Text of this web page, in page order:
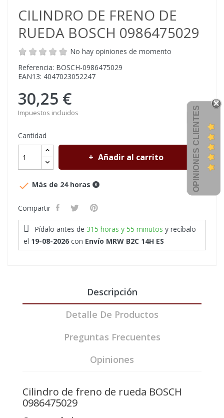
CILINDRO DE FRENO DE
RUEDA BOSCH 0986475029
No hay opiniones de momento
Referencia: BOSCH-0986475029
EAN13: 4047023052247
30,25 €
Impuestos incluidos
Cantidad
Añadir al carrito
 Más de 24 horas
Compartir
Pídalo antes de 315 horas y 55 minutos y recíbalo
el 19-08-2026 con Envío MRW B2C 14H ES
Descripción
Detalle De Productos
Preguntas Frecuentes
Opiniones
Cilindro de freno de rueda BOSCH
0986475029
OPINIONES CLIENTES